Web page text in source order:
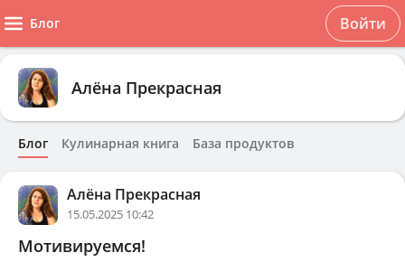
Блог Войти
Алёна Прекрасная
Блог Кулинарная книга База продуктов
Алёна Прекрасная
15.05.2025 10:42
Мотивируемся!